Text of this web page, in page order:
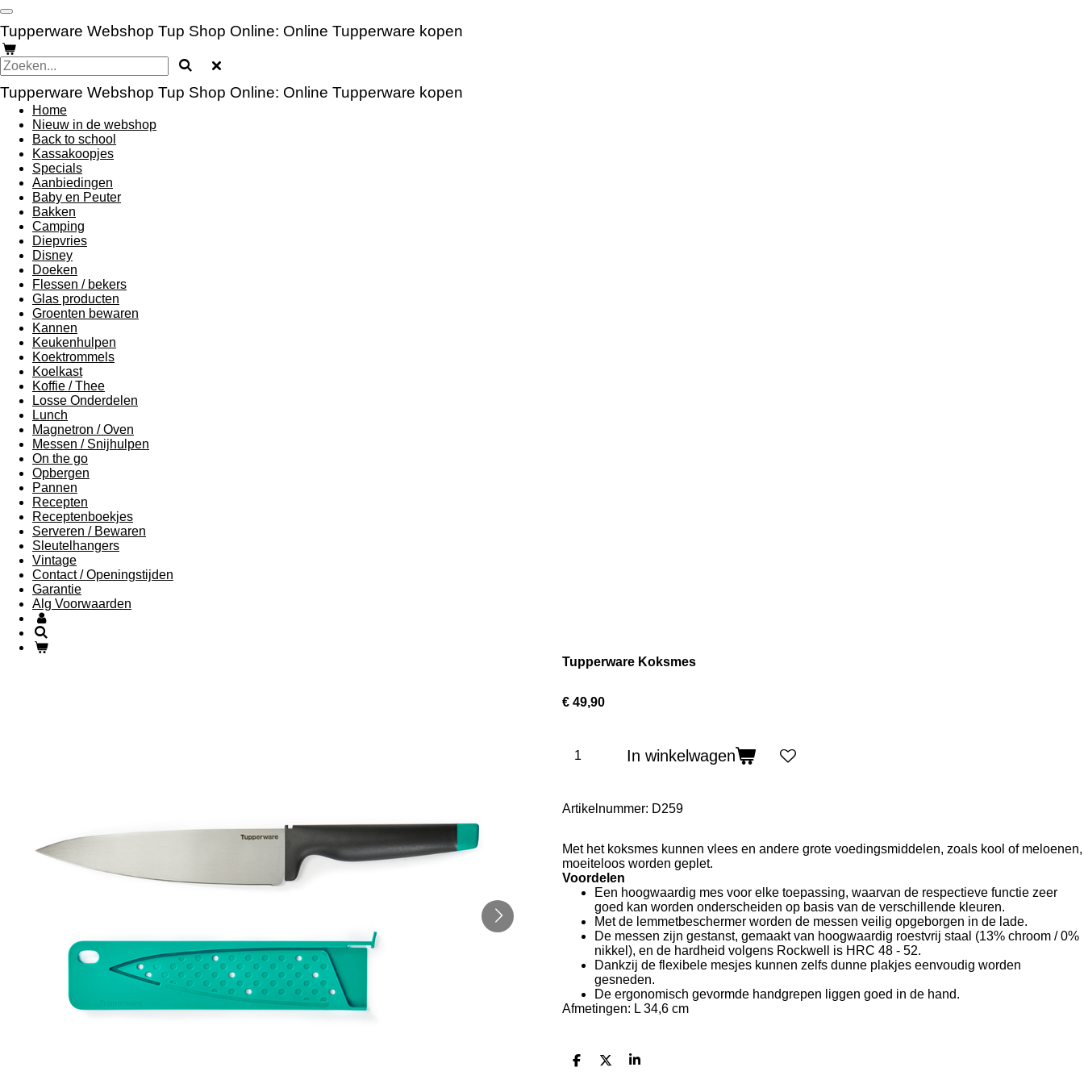
Ga
direct
naar
de
hoofdinhoud
Tupperware Webshop Tup Shop Online: Online Tupperware kopen
Tupperware Webshop Tup Shop Online: Online Tupperware kopen
Home
Nieuw in de webshop
Back to school
Kassakoopjes
Specials
Aanbiedingen
Baby en Peuter
Bakken
Camping
Diepvries
Disney
Doeken
Flessen / bekers
Glas producten
Groenten bewaren
Kannen
Keukenhulpen
Koektrommels
Koelkast
Koffie / Thee
Losse Onderdelen
Lunch
Magnetron / Oven
Messen / Snijhulpen
On the go
Opbergen
Pannen
Recepten
Receptenboekjes
Serveren / Bewaren
Sleutelhangers
Vintage
Contact / Openingstijden
Garantie
Alg Voorwaarden
Tupperware Koksmes
€ 49,90
In winkelwagen
Artikelnummer: D259
Met het koksmes kunnen vlees en andere grote voedingsmiddelen, zoals kool of meloenen,
moeiteloos worden geplet.
Voordelen
Een hoogwaardig mes voor elke toepassing, waarvan de respectieve functie zeer
goed kan worden onderscheiden op basis van de verschillende kleuren.
Met de lemmetbeschermer worden de messen veilig opgeborgen in de lade.
De messen zijn gestanst, gemaakt van hoogwaardig roestvrij staal (13% chroom / 0%
nikkel), en de hardheid volgens Rockwell is HRC 48 - 52.
Dankzij de flexibele mesjes kunnen zelfs dunne plakjes eenvoudig worden
gesneden.
De ergonomisch gevormde handgrepen liggen goed in de hand.
Afmetingen: L 34,6 cm
D
D
S